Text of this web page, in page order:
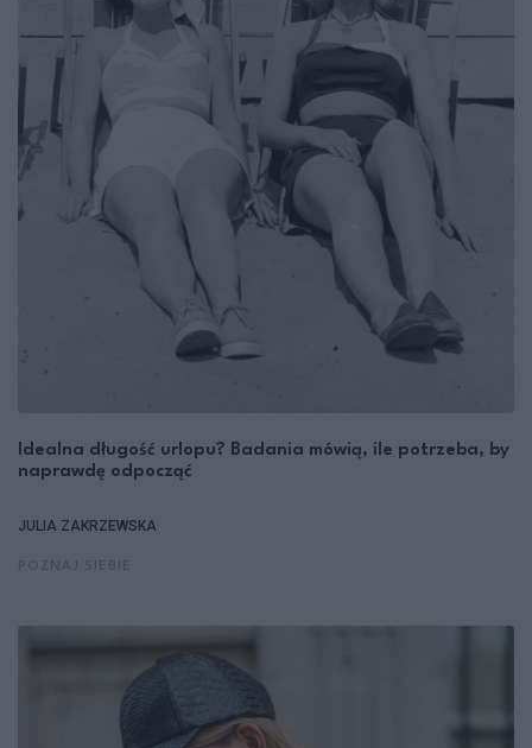
Idealna długość urlopu? Badania mówią, ile potrzeba, by
naprawdę odpocząć
JULIA ZAKRZEWSKA